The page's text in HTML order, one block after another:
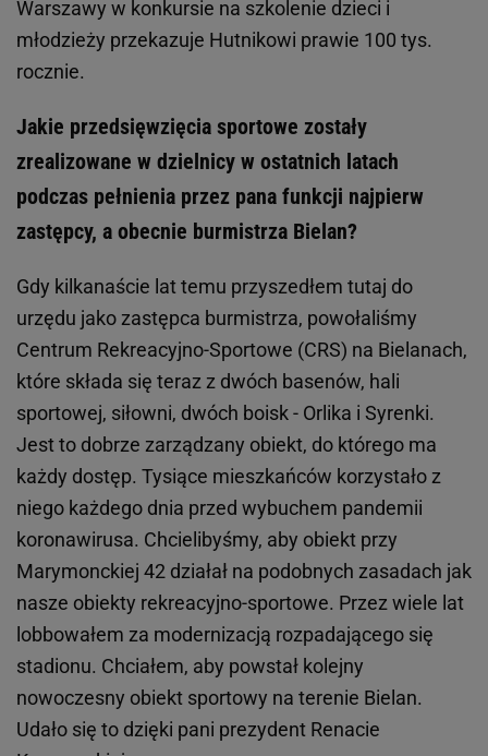
Warszawy w konkursie na szkolenie dzieci i
młodzieży przekazuje Hutnikowi prawie 100 tys.
rocznie.
Jakie przedsięwzięcia sportowe zostały
zrealizowane w dzielnicy w ostatnich latach
podczas pełnienia przez pana funkcji najpierw
zastępcy, a obecnie burmistrza Bielan?
Gdy kilkanaście lat temu przyszedłem tutaj do
urzędu jako zastępca burmistrza, powołaliśmy
Centrum Rekreacyjno-Sportowe (CRS) na Bielanach,
które składa się teraz z dwóch basenów, hali
sportowej, siłowni, dwóch boisk - Orlika i Syrenki.
Jest to dobrze zarządzany obiekt, do którego ma
każdy dostęp. Tysiące mieszkańców korzystało z
niego każdego dnia przed wybuchem pandemii
koronawirusa. Chcielibyśmy, aby obiekt przy
Marymonckiej 42 działał na podobnych zasadach jak
nasze obiekty rekreacyjno-sportowe. Przez wiele lat
lobbowałem za modernizacją rozpadającego się
stadionu. Chciałem, aby powstał kolejny
nowoczesny obiekt sportowy na terenie Bielan.
Udało się to dzięki pani prezydent Renacie